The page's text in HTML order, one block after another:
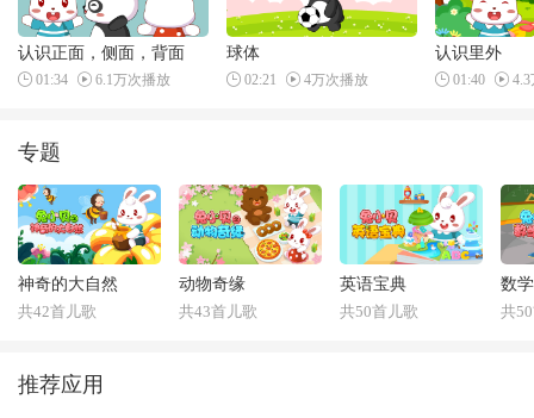
认识正面，侧面，背面
01:34 6.1万次播放
球体
02:21 4万次播放
认识里外
01:40
专题
神奇的大自然
共42首儿歌
动物奇缘
共43首儿歌
英语宝典
共50首儿歌
数
共
推荐应用